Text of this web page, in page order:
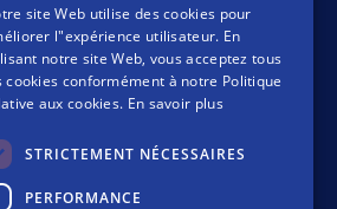
FRENCH
site Web utilise des cookies pour
l"expérience utilisateur. En
notre site Web, vous acceptez tous
cookies conformément à notre Politique
aux cookies. En savoir plus
STRICTEMENT NÉCESSAIRES
PERFORMANCE